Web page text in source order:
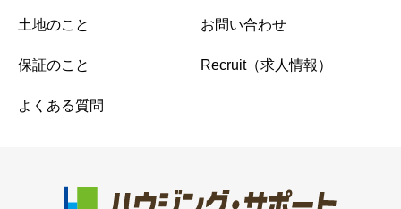
土地のこと
保証のこと
よくある質問
お問い合わせ
Recruit（求人情報）